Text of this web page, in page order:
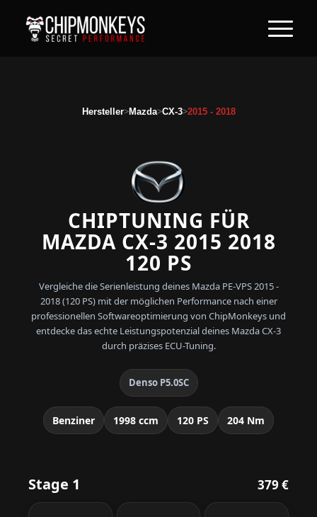
Hersteller>Mazda>CX-3>2015 - 2018
CHIPTUNING FÜR
MAZDA CX-3 2015 2018
120 PS
Vergleiche die Serienleistung deines Mazda PE-VPS 2015 -
2018 (120 PS) mit der möglichen Performance nach einer
professionellen Softwareoptimierung von ChipMonkeys und
entdecke das echte Leistungspotenzial deines Mazda CX-3
durch präzises ECU-Tuning.
Denso P5.0SC
Benziner 1998 ccm 120 PS 204 Nm
Stage 1 379 €